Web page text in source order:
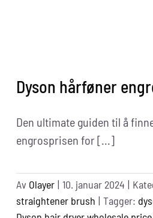
Dyson hårføner
Den ultimate guiden til å
engrosprisen for [...]
Av Olayer | 10. januar 2024 |
straightener brush | Tagger: